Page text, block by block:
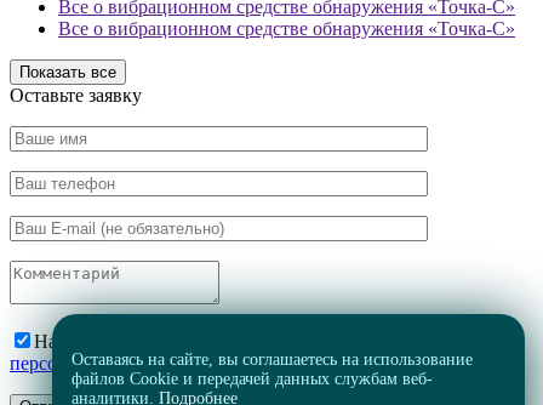
Оставаясь на сайте, вы соглашаетесь на использование
файлов Cookie и передачей данных службам веб-
аналитики. Подробнее
Все о вибрационном средстве обнаружения «Точка-С»
Все о вибрационном средстве обнаружения «Точка-С»
Показать все
Оставьте заявку
Нажимая на кнопку, вы соглашаетесь на
персональных данных